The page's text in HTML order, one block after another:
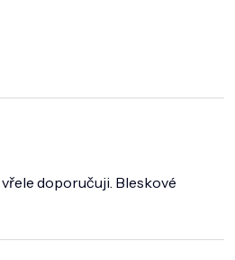
5 hvězdiček.
5 hvězdiček.
doporučuji. Bleskové